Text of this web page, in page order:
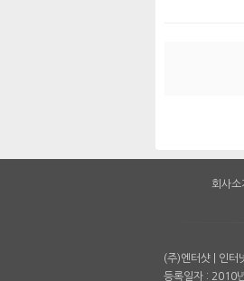
회사소
(주)엔터샷 | 인터
등록일자 : 2010